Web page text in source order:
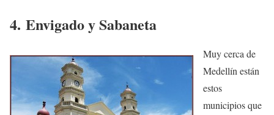
4. Envigado y Sabaneta
Muy cerca de
Medellín están
estos
municipios que